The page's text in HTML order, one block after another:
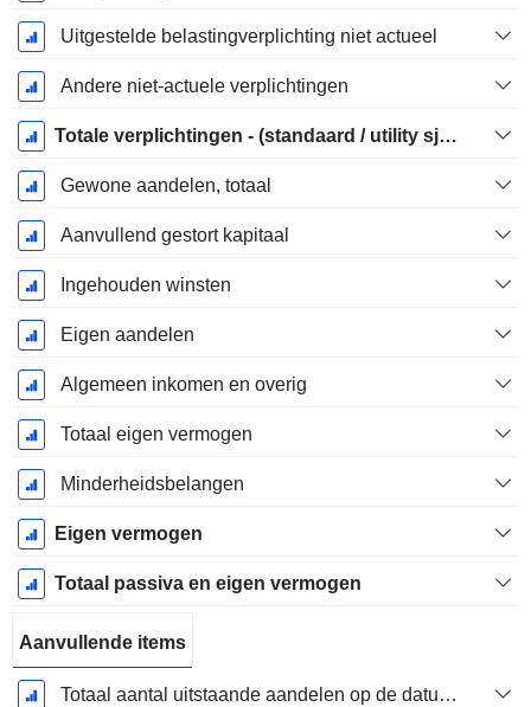
Uitgestelde belastingverplichting niet actueel
Andere niet-actuele verplichtingen
Totale verplichtingen - (standaard / utility sjabloon)
Gewone aandelen, totaal
Aanvullend gestort kapitaal
Ingehouden winsten
Eigen aandelen
Algemeen inkomen en overig
Totaal eigen vermogen
Minderheidsbelangen
Eigen vermogen
Totaal passiva en eigen vermogen
Aanvullende items
Totaal aantal uitstaande aandelen op de datum van indiening